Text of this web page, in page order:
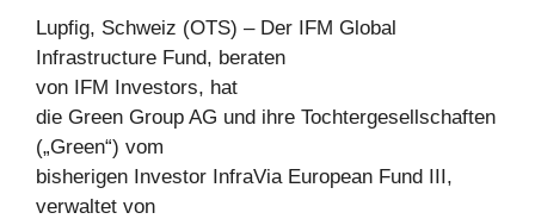
Lupfig, Schweiz (OTS) – Der IFM Global
Infrastructure Fund, beraten
von IFM Investors, hat
die Green Group AG und ihre Tochtergesellschaften
(„Green“) vom
bisherigen Investor InfraVia European Fund III,
verwaltet von